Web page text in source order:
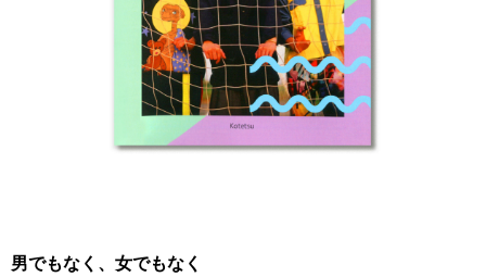
男でもなく、女でもなく